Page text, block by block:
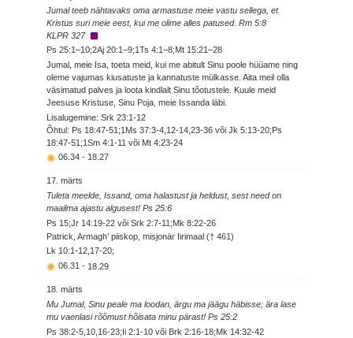
Jumal teeb nähtavaks oma armastuse meie vastu sellega, et
Kristus suri meie eest, kui me olime alles patused. Rm 5:8
KLPR 327
Ps 25:1–10;2Aj 20:1–9;1Ts 4:1–8;Mt 15:21–28
Jumal, meie Isa, toeta meid, kui me abitult Sinu poole hüüame ning
oleme vajumas kiusatuste ja kannatuste mülkasse. Aita meil olla
väsimatud palves ja loota kindlalt Sinu tõotustele. Kuule meid
Jeesuse Kristuse, Sinu Poja, meie Issanda läbi.
Lisalugemine: Srk 23:1-12
Õhtul: Ps 18:47-51;1Ms 37:3-4,12-14,23-36 või Jk 5:13-20;Ps
18:47-51;1Sm 4:1-11 või Mt 4:23-24
06.34 - 18.27
17. märts
Tuleta meelde, Issand, oma halastust ja heldust, sest need on
maailma ajastu algusest! Ps 25:6
Ps 15;Jr 14:19-22 või Srk 2:7-11;Mk 8:22-26
Patrick, Armagh’ piiskop, misjonär Iirimaal († 461)
Lk 10:1-12,17-20;
06.31 - 18.29
18. märts
Mu Jumal, Sinu peale ma loodan, ärgu ma jäägu häbisse; ära lase
mu vaenlasi rõõmust hõisata minu pärast! Ps 25:2
Ps 38:2-5,10,16-23;Ii 2:1-10 või Brk 2:16-18;Mk 14:32-42